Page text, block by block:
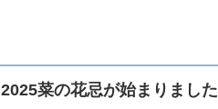
2025菜の花忌が始まりました